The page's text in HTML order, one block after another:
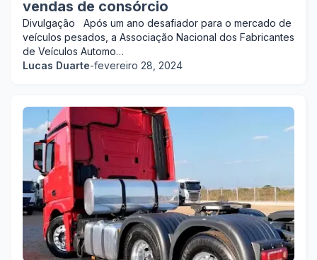
vendas de consórcio
Divulgação Após um ano desafiador para o mercado de
veículos pesados, a Associação Nacional dos Fabricantes
de Veículos Automo…
Lucas Duarte-fevereiro 28, 2024